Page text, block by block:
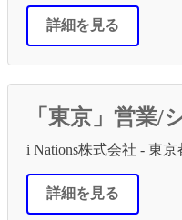
詳細を見る
「東京」営業
i Nations株式会社 - 東京
詳細を見る